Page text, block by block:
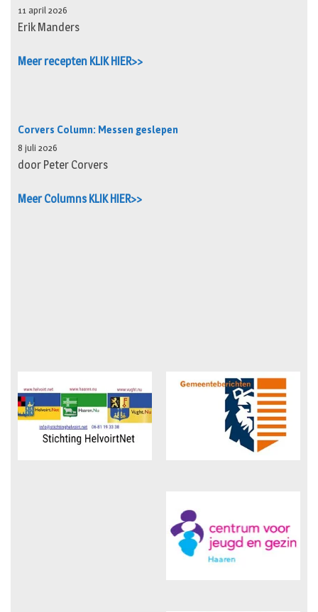
11 april 2026
Erik Manders
Meer recepten KLIK HIER>>
Corvers Column: Messen geslepen
8 juli 2026
door Peter Corvers
Meer Columns KLIK HIER>>